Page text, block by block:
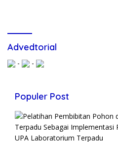
Advedtorial
- -
Populer Post